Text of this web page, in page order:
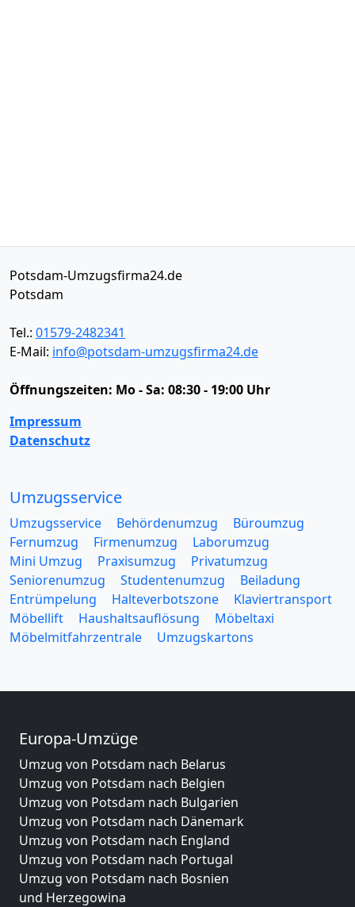
Potsdam-Umzugsfirma24.de
Potsdam
Tel.: 01579-2482341
E-Mail: info@potsdam-umzugsfirma24.de
Öffnungszeiten: Mo - Sa: 08:30 - 19:00 Uhr
Impressum
Datenschutz
Umzugsservice
Umzugsservice Behördenumzug
Büroumzug
Fernumzug
Firmenumzug
Laborumzug
Mini Umzug
Praxisumzug
Privatumzug
Seniorenumzug
Studentenumzug
Beiladung
Entrümpelung
Halteverbotszone
Klaviertransport
Möbellift
Haushaltsauflösung
Möbeltaxi
Möbelmitfahrzentrale
Umzugskartons
Europa-Umzüge
Umzug von Potsdam nach Belarus
Umzug von Potsdam nach Belgien
Umzug von Potsdam nach Bulgarien
Umzug von Potsdam nach Dänemark
Umzug von Potsdam nach England
Umzug von Potsdam nach Portugal
Umzug von Potsdam nach Bosnien
und Herzegowina